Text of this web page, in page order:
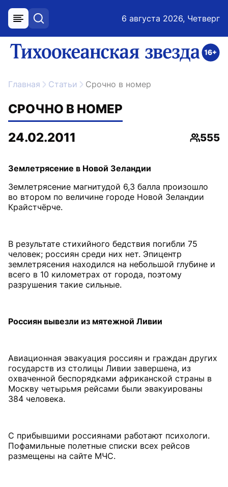
меню поиск 6 августа 2026, Четверг
ссылка на главную
Главная Статьи Срочно в номер
СРОЧНО В НОМЕР
24.02.2011
555
Землетрясение в Новой Зеландии
Землетрясение магнитудой 6,3 балла произошло
во втором по величине городе Новой Зеландии
Крайстчёрче.
В результате стихийного бедствия погибли 75
человек; россиян среди них нет. Эпицентр
землетрясения находился на небольшой глубине и
всего в 10 километрах от города, поэтому
разрушения такие сильные.
Россиян вывезли из мятежной Ливии
Авиационная эвакуация россиян и граждан других
государств из столицы Ливии завершена, из
охваченной беспорядками африканской страны в
Москву четырьмя рейсами были эвакуированы
384 человека.
С прибывшими россиянами работают психологи.
Пофамильные полетные списки всех рейсов
размещены на сайте МЧС.